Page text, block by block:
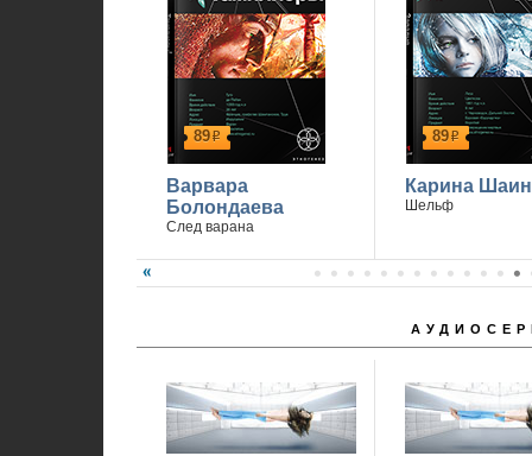
89р
Варвара
Болондаева
След варана
89р
Карина
Шельф